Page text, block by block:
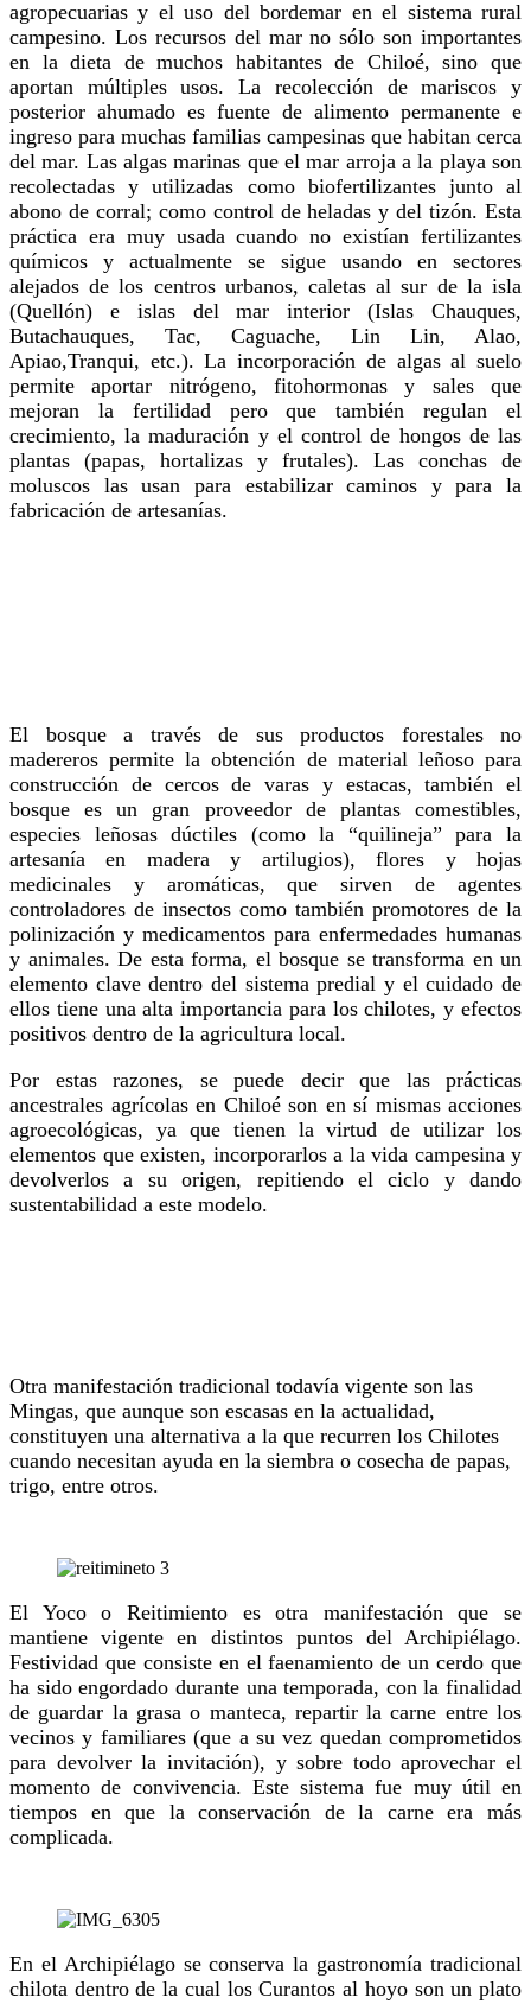
agropecuarias y el uso del bordemar en el sistema rural
campesino. Los recursos del mar no sólo son importantes
en la dieta de muchos habitantes de Chiloé, sino que
aportan múltiples usos. La recolección de mariscos y
posterior ahumado es fuente de alimento permanente e
ingreso para muchas familias campesinas que habitan cerca
del mar. Las algas marinas que el mar arroja a la playa son
recolectadas y utilizadas como biofertilizantes junto al
abono de corral; como control de heladas y del tizón. Esta
práctica era muy usada cuando no existían fertilizantes
químicos y actualmente se sigue usando en sectores
alejados de los centros urbanos, caletas al sur de la isla
(Quellón) e islas del mar interior (Islas Chauques,
Butachauques, Tac, Caguache, Lin Lin, Alao,
Apiao,Tranqui, etc.). La incorporación de algas al suelo
permite aportar nitrógeno, fitohormonas y sales que
mejoran la fertilidad pero que también regulan el
crecimiento, la maduración y el control de hongos de las
plantas (papas, hortalizas y frutales). Las conchas de
moluscos las usan para estabilizar caminos y para la
fabricación de artesanías.
El bosque a través de sus productos forestales no
madereros permite la obtención de material leñoso para
construcción de cercos de varas y estacas, también el
bosque es un gran proveedor de plantas comestibles,
especies leñosas dúctiles (como la “quilineja” para la
artesanía en madera y artilugios), flores y hojas
medicinales y aromáticas, que sirven de agentes
controladores de insectos como también promotores de la
polinización y medicamentos para enfermedades humanas
y animales. De esta forma, el bosque se transforma en un
elemento clave dentro del sistema predial y el cuidado de
ellos tiene una alta importancia para los chilotes, y efectos
positivos dentro de la agricultura local.
Por estas razones, se puede decir que las prácticas
ancestrales agrícolas en Chiloé son en sí mismas acciones
agroecológicas, ya que tienen la virtud de utilizar los
elementos que existen, incorporarlos a la vida campesina y
devolverlos a su origen, repitiendo el ciclo y dando
sustentabilidad a este modelo.
Otra manifestación tradicional todavía vigente son las
Mingas, que aunque son escasas en la actualidad,
constituyen una alternativa a la que recurren los Chilotes
cuando necesitan ayuda en la siembra o cosecha de papas,
trigo, entre otros.
El Yoco o Reitimiento es otra manifestación que se
mantiene vigente en distintos puntos del Archipiélago.
Festividad que consiste en el faenamiento de un cerdo que
ha sido engordado durante una temporada, con la finalidad
de guardar la grasa o manteca, repartir la carne entre los
vecinos y familiares (que a su vez quedan comprometidos
para devolver la invitación), y sobre todo aprovechar el
momento de convivencia. Este sistema fue muy útil en
tiempos en que la conservación de la carne era más
complicada.
En el Archipiélago se conserva la gastronomía tradicional
chilota dentro de la cual los Curantos al hoyo son un plato